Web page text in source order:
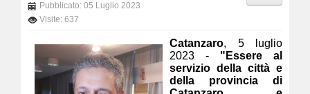
Pubblicato: 05 Luglio 2023
Visite: 637
Catanzaro, 5 luglio
2023 - "Essere al
servizio della città e
della provincia di